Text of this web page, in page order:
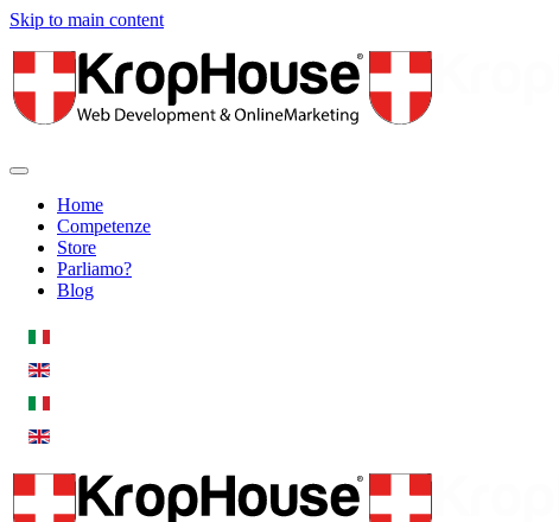
Skip to main content
Home
Competenze
Store
Parliamo?
Blog